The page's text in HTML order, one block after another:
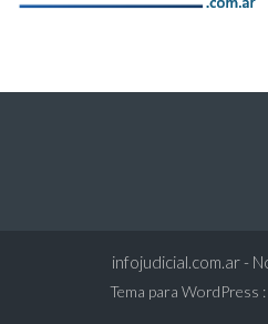
infojudicial.com.ar -
Tema para WordPress :